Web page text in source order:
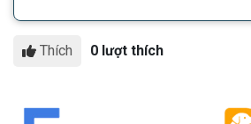
Thích 0 lượt thích